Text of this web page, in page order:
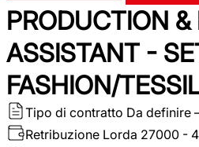
PRODUCTION &
ASSISTANT -
FASHION/
Tipo di contratto Da definire
Retribuzione Lorda 27000 -